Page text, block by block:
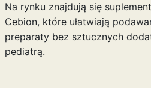
Na rynku znajdują się
Cebion, które ułatwiają
preparaty bez sztucznych
pediatrą.